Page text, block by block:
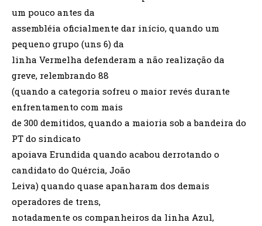
um pouco antes da
assembléia oficialmente dar início, quando um
pequeno grupo (uns 6) da
linha Vermelha defenderam a não realização da
greve, relembrando 88
(quando a categoria sofreu o maior revés durante
enfrentamento com mais
de 300 demitidos, quando a maioria sob a bandeira do
PT do sindicato
apoiava Erundida quando acabou derrotando o
candidato do Quércia, João
Leiva) quando quase apanharam dos demais
operadores de trens,
notadamente os companheiros da linha Azul,